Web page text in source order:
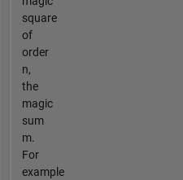
square
of
order
n,
the
magic
sum
m.
For
example